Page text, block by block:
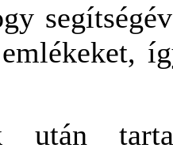
után